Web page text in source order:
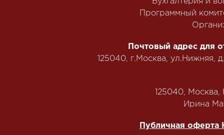
Программный
Почтовый адрес для
125040, г.Москва, ул.Нижняя,
125040,
‭Ирина
Публичная оферта